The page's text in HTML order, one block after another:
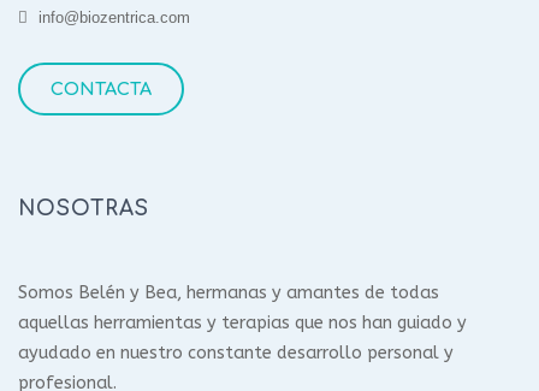
info@biozentrica.com
CONTACTA
NOSOTRAS
Somos Belén y Bea, hermanas y amantes de todas
aquellas herramientas y terapias que nos han guiado y
ayudado en nuestro constante desarrollo personal y
profesional.